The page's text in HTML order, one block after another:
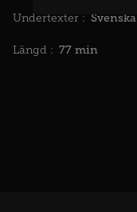
Undertexter : Svenska
Längd : 77 min